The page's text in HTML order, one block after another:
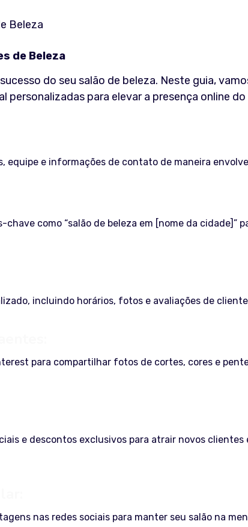
de Beleza
do seu salão de beleza. Neste guia,
para elevar a presença online do
e informações de contato de maneira
como “salão de beleza em [nome da cidade]”
incluindo horários, fotos e avaliações de
para compartilhar fotos de cortes, cores e
e descontos exclusivos para atrair novos clientes
nas redes sociais para manter seu salão na